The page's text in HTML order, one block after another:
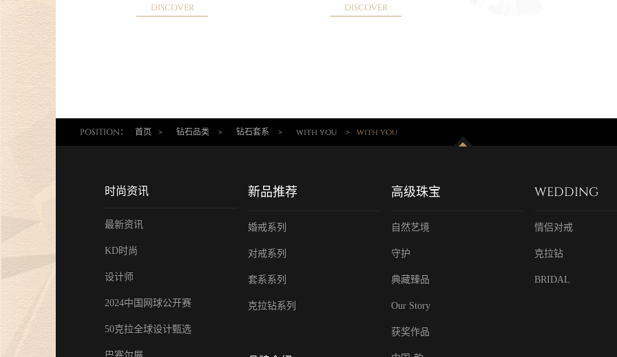
DISCOVER DISCOVER
POSITION： 首页 > 钻石品类 > 钻石套系 > with you > with you
时尚资讯
最新资讯
KD时尚
设计师
2024中国网球公开赛
50克拉全球设计甄选
新品推荐
婚戒系列
对戒系列
套系系列
克拉钻系列
高级珠宝
自然艺境
守护
典藏臻品
Our Story
获奖作品
WEDDING
情侣对戒
克拉钻
BRIDAL